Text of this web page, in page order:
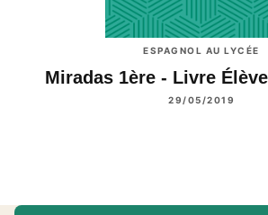
ESPAGNOL AU LYCÉE
Miradas 1ère - Livre
29/05/2019